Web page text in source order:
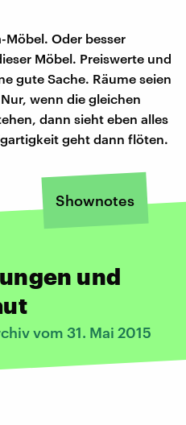
Möbel. Oder besser
Möbel. Preiswerte und
gute Sache. Räume seien
wenn die gleichen
dann sieht eben alles
geht dann flöten.
Shownotes
und
vom 31. Mai 2015